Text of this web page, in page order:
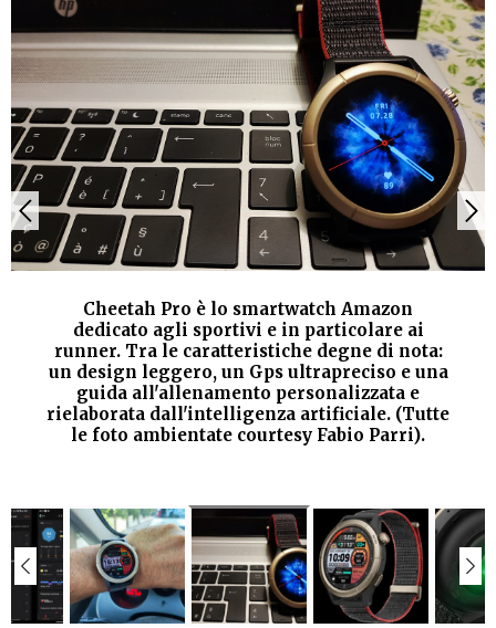
Cheetah Pro è lo smartwatch Amazon
dedicato agli sportivi e in particolare ai
runner. Tra le caratteristiche degne di nota:
un design leggero, un Gps ultrapreciso e una
guida all'allenamento personalizzata e
rielaborata dall'intelligenza artificiale. (Tutte
le foto ambientate courtesy Fabio Parri).